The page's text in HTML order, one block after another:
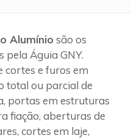
Alumínio são os
pela Águia GNY.
cortes e furos em
total ou parcial de
portas em estruturas
fiação, aberturas de
cortes em laje,